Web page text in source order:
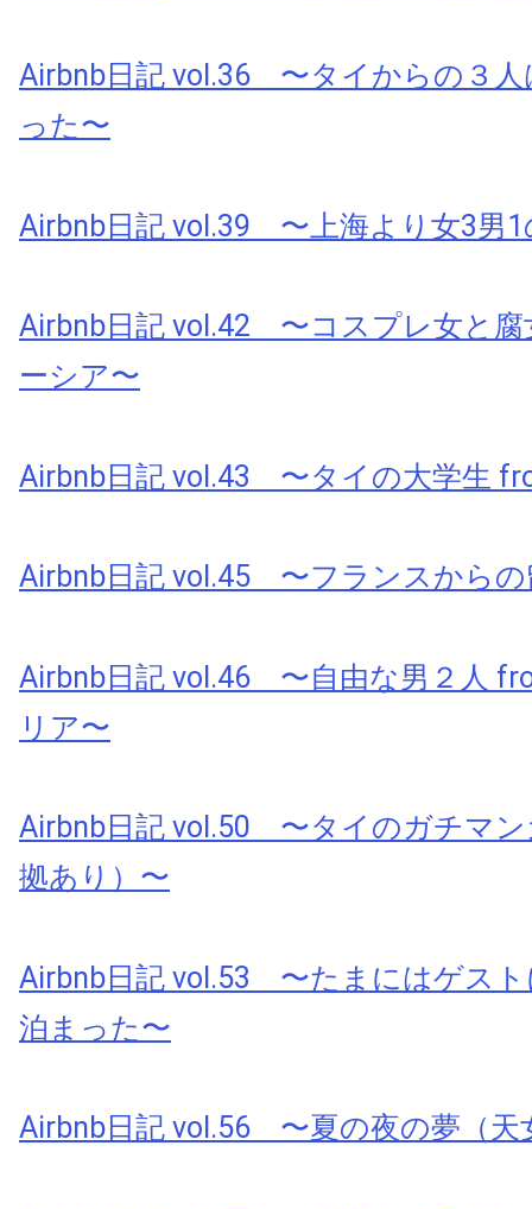
Airbnb日記 vol.36 〜タイからの３人
った〜
Airbnb日記 vol.39 〜上海より女3男1
Airbnb日記 vol.42 〜コスプレ女と腐
ーシア〜
Airbnb日記 vol.43 〜タイの大学生
Airbnb日記 vol.45 〜フランスからの
Airbnb日記 vol.46 〜自由な男２人
リア〜
Airbnb日記 vol.50 〜タイのガチマン
拠あり）〜
Airbnb日記 vol.53 〜たまにはゲス
泊まった〜
Airbnb日記 vol.56 〜夏の夜の夢（天